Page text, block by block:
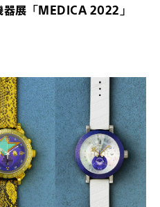
展「MEDICA 2022」